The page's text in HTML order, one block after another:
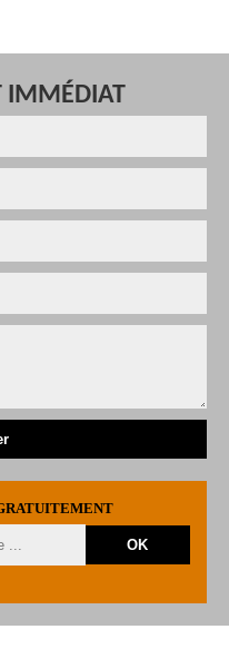
IMMÉDIAT